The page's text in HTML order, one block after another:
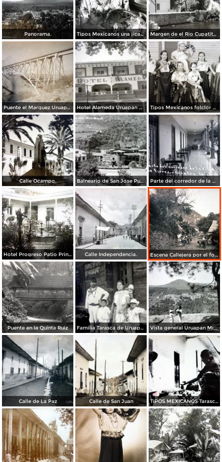
Panorama. Tipos Mexicanos una jicarera. Margen de el Rio Cupatitzio Uruapan Michoacan.
Puente el Marquez Uruapan Michoacan. Hotel Alameda Uruapan Michoacan. Tipos Mexicanos folclor de Uruapan.
Calle Ocampo. Balneario de San Jose Purua. Parte del corredor de la Villa de Flores.
Hotel Progreso Patio Principal. Calle Independencia. Escena Callejera por el fotografo Hugo Brehme
Puente en la Quinta Ruiz Familia Tarasca de Uruapan Michoacan Vista general Uruapan Michoacan
Calle de La Paz Calle de San Juan TIPOS MEXICANOS Tarascos Vendedor de Verduras Uruapan Michoacan